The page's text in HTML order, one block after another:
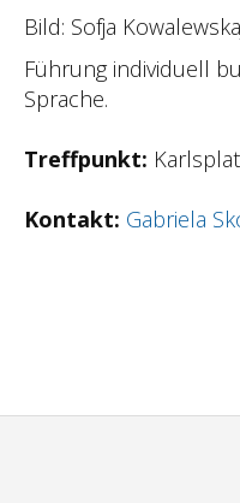
Bild: Sofja
Führung individuell
Sprache.
Treffpunkt:
Kontakt: Gabriela